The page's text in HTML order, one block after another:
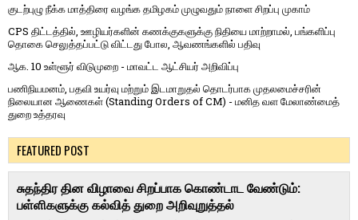
குடற்புழு நீக்க மாத்திரை வழங்க தமிழகம் முழுவதும் நாளை சிறப்பு முகாம்
CPS திட்டத்தில், ஊழியர்களின் கணக்குகளுக்கு நிதியை மாற்றாமல், பங்களிப்பு
தொகை செலுத்தப்பட்டு விட்டது போல, ஆவணங்களில் பதிவு
ஆக. 10 உள்ளூர் விடுமுறை - மாவட்ட ஆட்சியர் அறிவிப்பு
பணிநியமனம், பதவி உயர்வு மற்றும் இடமாறுதல் தொடர்பாக முதலமைச்சரின்
நிலையான ஆணைகள் (Standing Orders of CM) - மனித வள மேலாண்மைத்
துறை உத்தரவு
FEATURED POST
சுதந்திர தின விழாவை சிறப்பாக கொண்டாட வேண்டும்:
பள்ளிகளுக்கு கல்வித் துறை அறிவுறுத்தல்